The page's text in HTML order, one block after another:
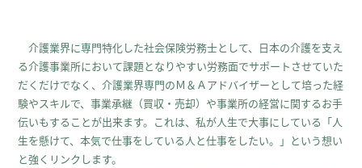
介護業界に専門特化した社会保険労務士として、日本の介護を支え
る介護事業所において課題となりやすい労務面でサポートさせていた
だくだけでなく、介護業界専門のＭ＆Ａアドバイザーとして培った経
験やスキルで、事業承継（買収・売却）や事業所の経営に関するお手
伝いもすることが出来ます。これは、私が人生で大事にしている「人
生を懸けて、本気で仕事をしている人と仕事をしたい。」という想い
と強くリンクします。